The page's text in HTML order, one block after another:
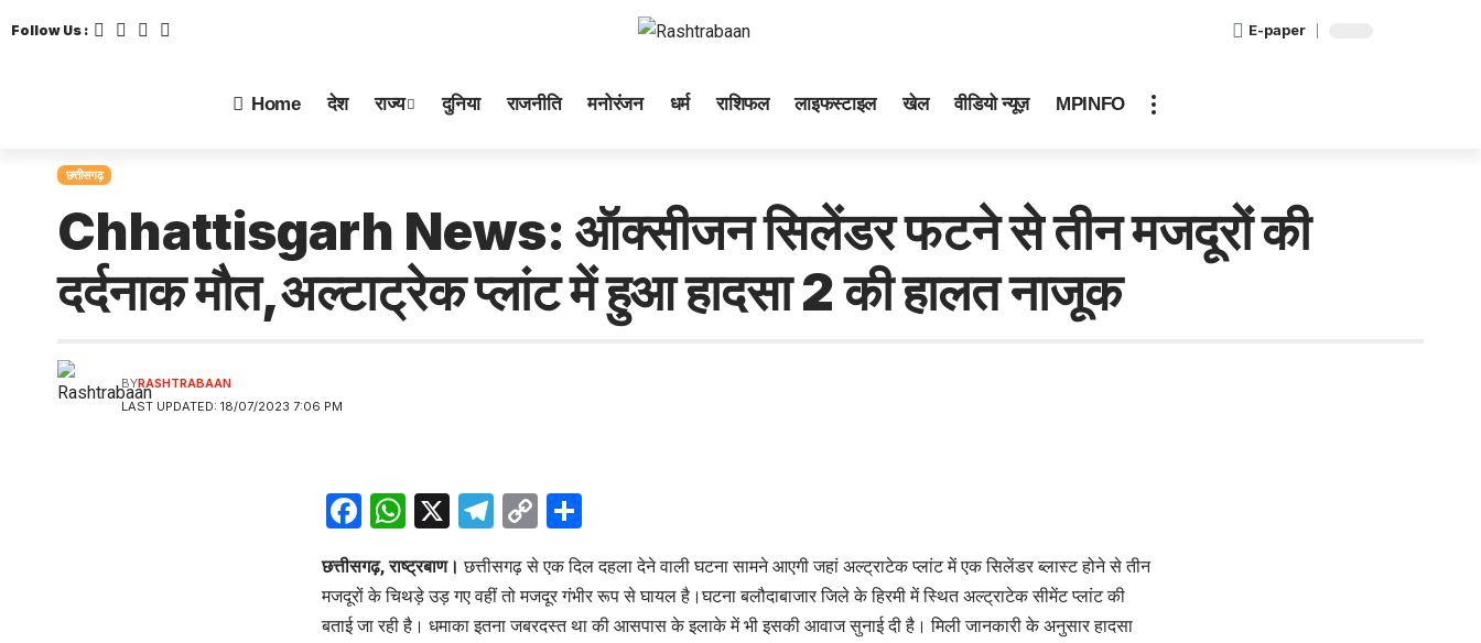
Follow Us : E-paper
Home देश राज्य दुनिया राजनीति मनोरंजन धर्म राशिफल लाइफस्टाइल खेल वीडियो न्यूज़ MPINFO
छत्तीसगढ़
Chhattisgarh News: ऑक्सीजन सिलेंडर फटने से तीन मजदूरों की
दर्दनाक मौत,अल्टाट्रेक प्लांट में हुआ हादसा 2 की हालत नाजूक
LAST UPDATED: 18/07/2023 7:06 PM
BYRASHTRABAAN
Facebook
WhatsApp
X Telegram
Copy
Link
छत्तीसगढ़, राष्ट्रबाण।छत्तीसगढ़ से एक दिल दहला देने वाली घटना सामने आएगी जहां अल्ट्राटेक प्लांट में एक सिलेंडर ब्लास्ट होने से तीन
मजदूरों के चिथड़े उड़ गए वहीं तो मजदूर गंभीर रूप से घायल है।घटना बलौदाबाजार जिले के हिरमी में स्थित अल्ट्राटेक सीमेंट प्लांट की
बताई जा रही है। धमाका इतना जबरदस्त था की आसपास के इलाके में भी इसकी आवाज सुनाई दी है। मिली जानकारी के अनुसार हादसा